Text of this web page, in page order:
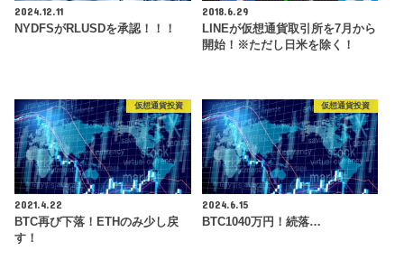
2024.12.11
NYDFSがRLUSDを承認！！！
2018.6.29
LINEが仮想通貨取引所を7月から
開始！※ただし日米を除く！
仮想通貨投資
2021.4.22
BTC再び下落！ETHのみ少し戻
す！
仮想通貨投資
2024.6.15
BTC1040万円！続落…